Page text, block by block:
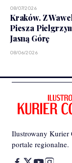
08/07/2026
Kraków. Z
Piesza
Jasną Górę
08/06/2026
Ilustrowany Kurier
portale regionalne.